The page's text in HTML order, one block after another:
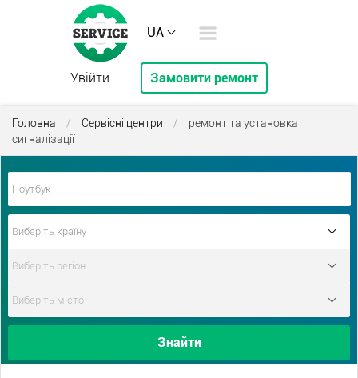
UA
Увійти Замовити ремонт
Головна / Сервісні центри /
ремонт та установка
сигналізації
Знайти